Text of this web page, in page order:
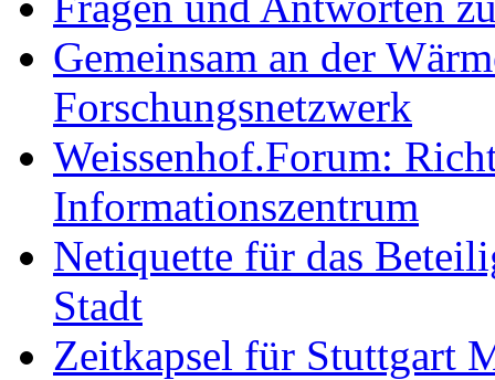
Gemeinsam an der
Forschungsnetzwerk
Weissenhof.Forum:
Informationszentrum
Netiquette für das
Stadt
Zeitkapsel für Stuttgart